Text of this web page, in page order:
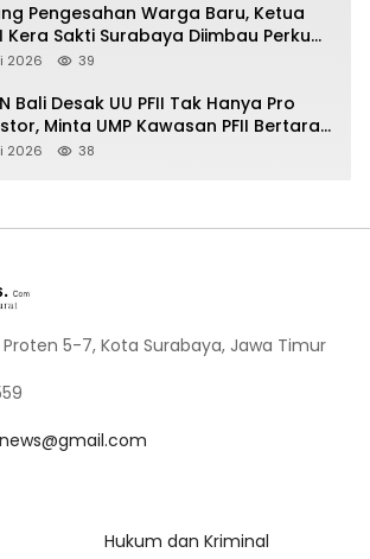
Pengesahan Warga Baru, Ketua
Kera Sakti Surabaya Diimbau Perkuat
dan Jaga Kondusivitas
2026 39
Bali Desak UU PFII Tak Hanya Pro
Minta UMP Kawasan PFII Bertaraf
2026 38
5-7, Kota Surabaya, Jawa Timur
Hukum dan Kriminal